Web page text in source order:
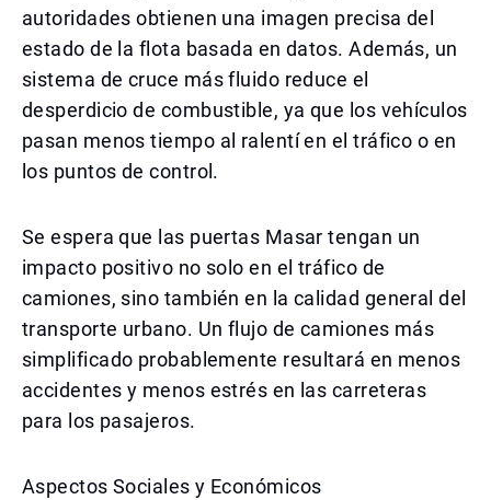
autoridades obtienen una imagen precisa del
estado de la flota basada en datos. Además, un
sistema de cruce más fluido reduce el
desperdicio de combustible, ya que los vehículos
pasan menos tiempo al ralentí en el tráfico o en
los puntos de control.
Se espera que las puertas Masar tengan un
impacto positivo no solo en el tráfico de
camiones, sino también en la calidad general del
transporte urbano. Un flujo de camiones más
simplificado probablemente resultará en menos
accidentes y menos estrés en las carreteras
para los pasajeros.
Aspectos Sociales y Económicos